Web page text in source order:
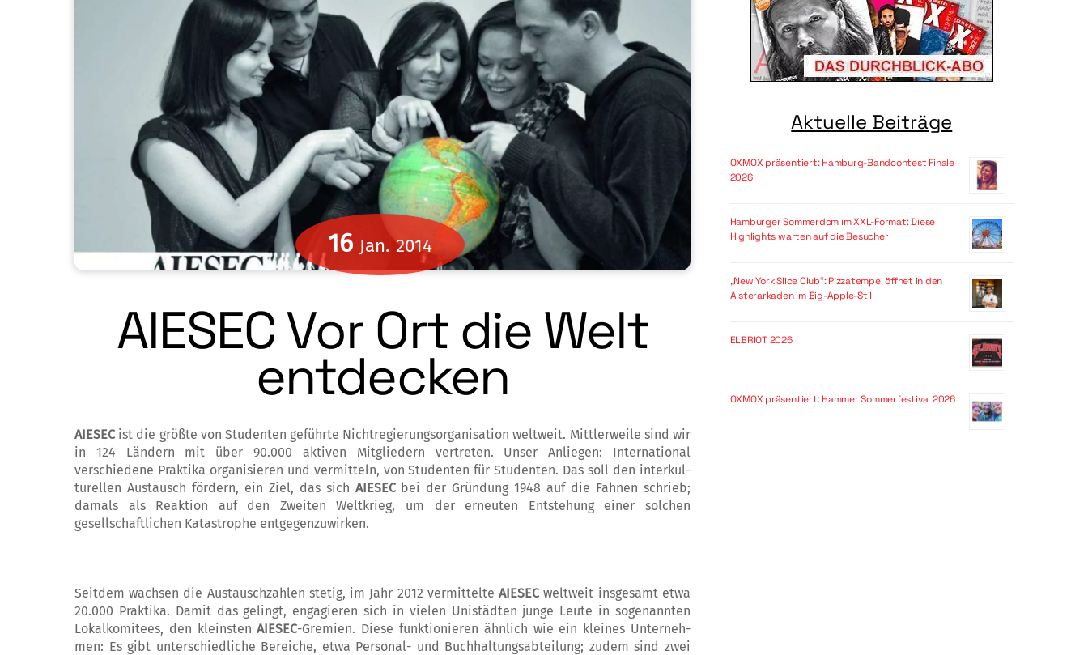
16 Jan. 2014
AIESEC Vor Ort die Welt
entdecken
AIESECist die größte von Studenten geführ­te Nichtregierungsorganisation weltweit. Mitt­­­lerweile sind wir
in 124 Ländern mit über 90.000 aktiven Mitgliedern vertreten. Un­ser Anliegen: International
verschiedene Prak­­tika organisieren und vermitteln, von Stu­­denten für Studenten. Das soll den inter­kul­
turellen Austausch fördern, ein Ziel, das sich AIESECbei der Gründung 1948 auf die Fahnen schrieb;
damals als Reaktion auf den Zweiten Weltkrieg, um der erneuten Entsteh­ung einer solchen
gesellschaftlichen Katas­tro­­phe entgegenzuwirken.
Seitdem wachsen die Austauschzahlen stetig, im Jahr 2012 vermittelteAIESECweltweit insgesamt etwa
20.000 Praktika. Damit das gelingt, engagieren sich in vielen Unistädten junge Leute in sogenannten
Lokalkomitees, den kleinstenAIESEC-Gremien. Diese funk­tio­nieren ähnlich wie ein kleines Unter­neh­
men: Es gibt unterschiedliche Bereiche, etwa Personal- und Buchhaltungsabteilung; zudem sind zwei
Aktuelle Beiträge
OXMOX präsentiert: Hamburg-Bandcontest Finale
2026
Hamburger Sommerdom im XXL-Format: Diese
Highlights warten auf die Besucher
„New York Slice Club“: Pizzatempel öffnet in den
Alsterarkaden im Big-Apple-Stil
ELBRIOT 2026
OXMOX präsentiert: Hammer Sommerfestival 2026